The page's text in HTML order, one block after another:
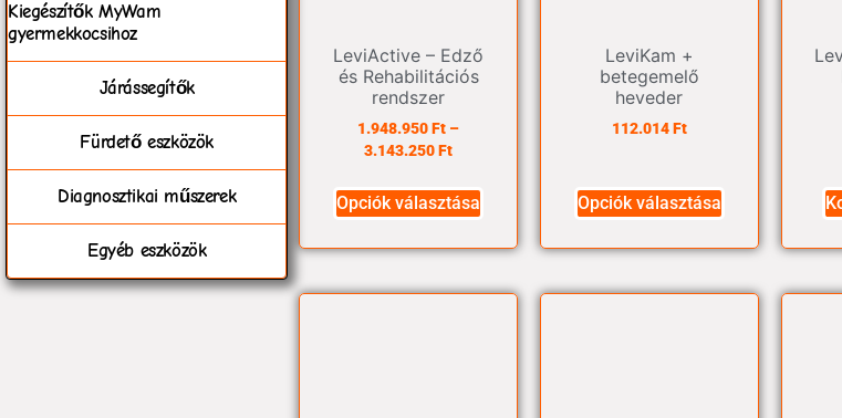
Kiegészítők MyWam
gyermekkocsihoz
Járássegítők
Fürdető eszközök
Diagnosztikai műszerek
Egyéb eszközök
LeviActive – Edző
és Rehabilitációs
rendszer
1.948.950Ft –
3.143.250Ft
Opciók választása
LeviKam +
betegemelő
heveder
112.014Ft
Opciók választása